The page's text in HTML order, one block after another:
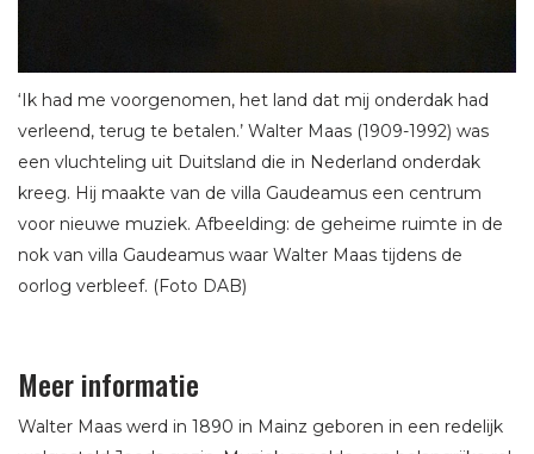
‘Ik had me voorgenomen, het land dat mij onderdak had
verleend, terug te betalen.’ Walter Maas (1909-1992) was
een vluchteling uit Duitsland die in Nederland onderdak
kreeg. Hij maakte van de villa Gaudeamus een centrum
voor nieuwe muziek. Afbeelding: de geheime ruimte in de
nok van villa Gaudeamus waar Walter Maas tijdens de
oorlog verbleef. (Foto DAB)
Meer informatie
Walter Maas werd in 1890 in Mainz geboren in een redelijk